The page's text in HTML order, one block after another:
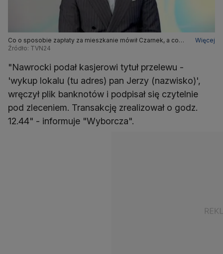
Co o sposobie zapłaty za mieszkanie mówił Czarnek, a co
Nawrocki. Analizuje reporter TVN24 Sebastian Napieraj
Więcej
Źródło: TVN24
"Nawrocki podał kasjerowi tytuł przelewu -
'wykup lokalu (tu adres) pan Jerzy (nazwisko)',
wręczył plik banknotów i podpisał się czytelnie
pod zleceniem. Transakcję zrealizował o godz.
12.44" - informuje "Wyborcza".